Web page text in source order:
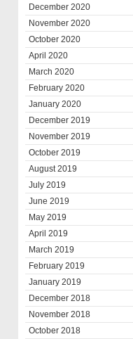
December 2020
November 2020
October 2020
April 2020
March 2020
February 2020
January 2020
December 2019
November 2019
October 2019
August 2019
July 2019
June 2019
May 2019
April 2019
March 2019
February 2019
January 2019
December 2018
November 2018
October 2018